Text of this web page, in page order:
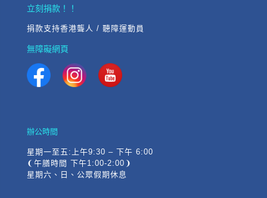
立刻捐款！！
捐款支持香港聾人 / 聽障運動員
無障礙網頁
辦公時間
星期一至五:上午9:30 – 下午 6:00
❨午膳時間 下午1:00-2:00❩
星期六、日、公眾假期休息